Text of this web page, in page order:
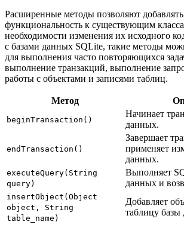
Расширенные методы позволяют
функциональность к существующим
необходимости изменения их исходного
с базами данных SQLite, такие методы
для выполнения часто повторяющихся
выполнение транзакций, выполнение
работы с объектами и записями таблиц.
Метод
beginTransaction()
Начинает
данных.
endTransaction()
Завершает
применяет
данных.
executeQuery(String
query)
Выполняет
данных и
insertObject(Object
object, String
table_name)
Добавляет
таблицу базы